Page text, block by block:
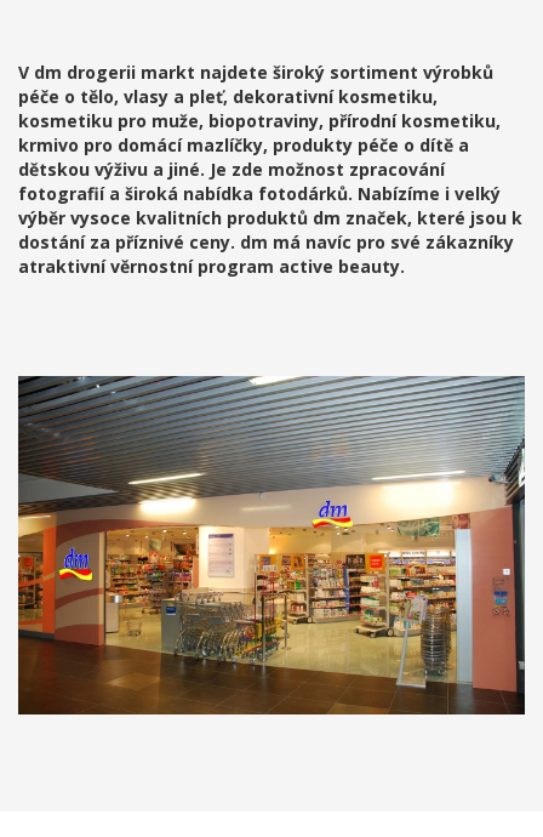
V dm drogerii markt najdete široký sortiment výrobků
péče o tělo, vlasy a pleť, dekorativní kosmetiku,
kosmetiku pro muže, biopotraviny, přírodní kosmetiku,
krmivo pro domácí mazlíčky, produkty péče o dítě a
dětskou výživu a jiné. Je zde možnost zpracování
fotografií a široká nabídka fotodárků. Nabízíme i velký
výběr vysoce kvalitních produktů dm značek, které jsou k
dostání za příznivé ceny. dm má navíc pro své zákazníky
atraktivní věrnostní program active beauty.